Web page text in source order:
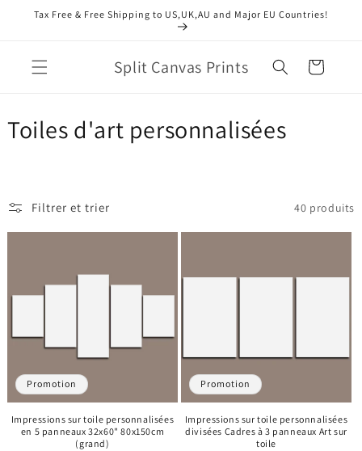
passer
Tax Free & Free Shipping to US,UK,AU and Major EU Countries!
Split Canvas Prints Panier
C
l
c
i
o
n
Toiles d'art personnalisées
Filtrer et trier 40 produits
Promotion
Impressions sur toile personnalisées
en 5 panneaux 32x60" 80x150cm
(grand)
Promotion
Impressions sur toile personnalisées
divisées Cadres à 3 panneaux Art sur
toile